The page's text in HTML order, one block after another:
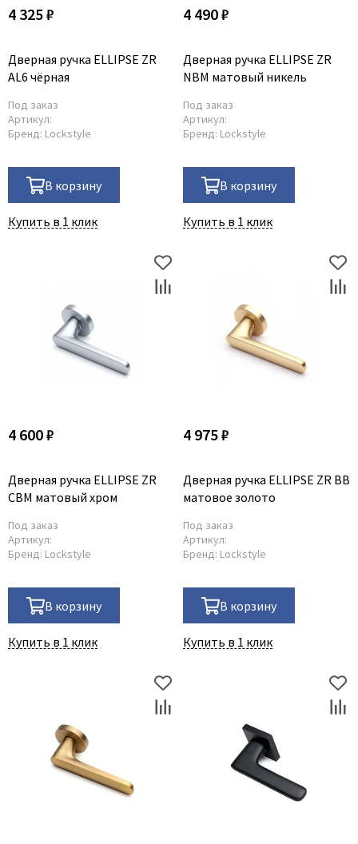
4 325 ₽
Дверная ручка ELLIPSE ZR
AL6 чёрная
Под заказ
Артикул:
Бренд: Lockstyle
В корзину
Купить в 1 клик
4 490 ₽
Дверная ручка ELLIPSE ZR
NBM матовый никель
Под заказ
Артикул:
Бренд: Lockstyle
В корзину
Купить в 1 клик
4 600 ₽
Дверная ручка ELLIPSE ZR
CBM матовый хром
Под заказ
Артикул:
Бренд: Lockstyle
В корзину
Купить в 1 клик
4 975 ₽
Дверная ручка ELLIPSE ZR BB
матовое золото
Под заказ
Артикул:
Бренд: Lockstyle
В корзину
Купить в 1 клик